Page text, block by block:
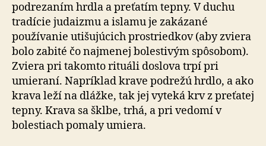
podrezaním hrdla a preťatím tepny. V duchu
tradície judaizmu a islamu je zakázané
používanie utišujúcich prostriedkov (aby zviera
bolo zabité čo najmenej bolestivým spôsobom).
Zviera pri takomto rituáli doslova trpí pri
umieraní. Napríklad krave podrežú hrdlo, a ako
krava leží na dlážke, tak jej vyteká krv z preťatej
tepny. Krava sa šklbe, trhá, a pri vedomí v
bolestiach pomaly umiera.